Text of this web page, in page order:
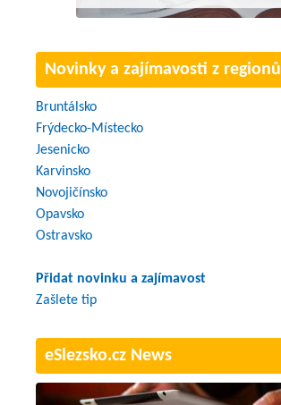
Novinky a zajímavosti z regionů
Bruntálsko
Frýdecko-Místecko
Jesenicko
Karvinsko
Novojičínsko
Opavsko
Ostravsko
Přidat novinku a zajímavost
Zašlete tip
eSlezsko.cz News